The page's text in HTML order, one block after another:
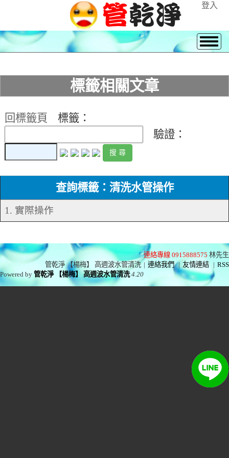
登入
標籤相關文章
回標籤頁
標籤：
驗證：
查詢標籤：清洗水管操作
1. 實際操作
連絡專線 0915888575 林先生
管乾淨 【楊梅】 高週波水管清洗 | 連絡我們 | 友情連結 | RSS
Powered by管乾淨 【楊梅】 高週波水管清洗 4.20